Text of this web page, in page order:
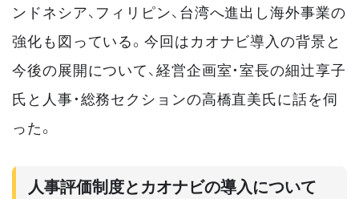
ンドネシア、フィリピン、台湾へ進出し海外事業の
強化も図っている。今回はカオナビ導入の背景と
今後の展開について、経営企画室・室長の細辻享子
氏と人事・総務セクションの高橋直美氏に話を伺
った。
人事評価制度とカオナビの導入について